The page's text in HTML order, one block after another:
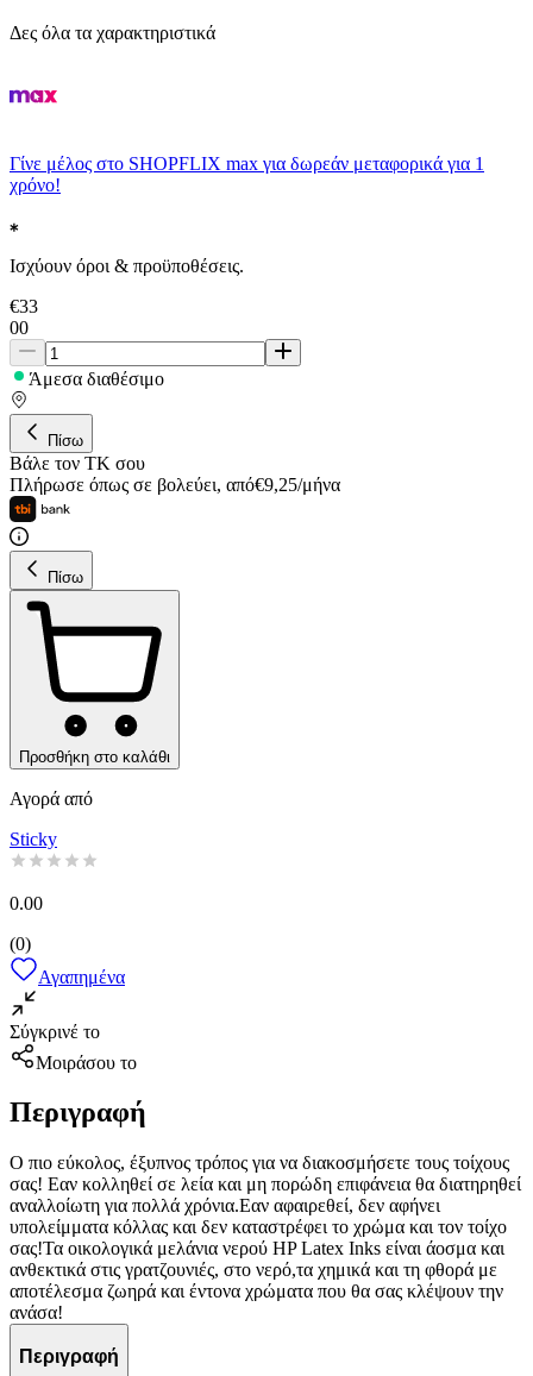
Δες όλα τα χαρακτηριστικά
Γίνε μέλος στο SHOPFLIX max για δωρεάν μεταφορικά για 1
χρόνο!
Ισχύουν όροι & προϋποθέσεις.
€33
00
Άμεσα διαθέσιμο
Πίσω
Βάλε τον ΤΚ σου
Πλήρωσε όπως σε βολεύει, από€9,25/μήνα
Πίσω
Προσθήκη στο καλάθι
Αγορά από
Sticky
0.00
(0)
Αγαπημένα
Σύγκρινέ το
Μοιράσου το
Περιγραφή
Ο πιο εύκολος, έξυπνος τρόπος για να διακοσμήσετε τους τοίχους
σας! Εαν κολληθεί σε λεία και μη πορώδη επιφάνεια θα διατηρηθεί
αναλλοίωτη για πολλά χρόνια.Εαν αφαιρεθεί, δεν αφήνει
υπολείμματα κόλλας και δεν καταστρέφει το χρώμα και τον τοίχο
σας!Τα οικολογικά μελάνια νερού HP Latex Inks είναι άοσμα και
ανθεκτικά στις γρατζουνιές, στο νερό,τα χημικά και τη φθορά με
αποτέλεσμα ζωηρά και έντονα χρώματα που θα σας κλέψουν την
ανάσα!
Περιγραφή